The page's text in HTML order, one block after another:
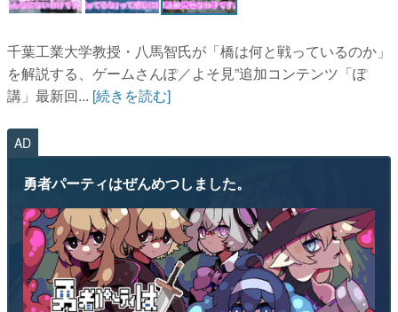
運営：株式会社マレ
千葉工業大学教授・八馬智氏が「橋は何と戦っているのか」
を解説する、ゲームさんぽ／よそ見”追加コンテンツ「ぽ
講」最新回... [続きを読む]
AD
勇者パーティはぜんめつしました。